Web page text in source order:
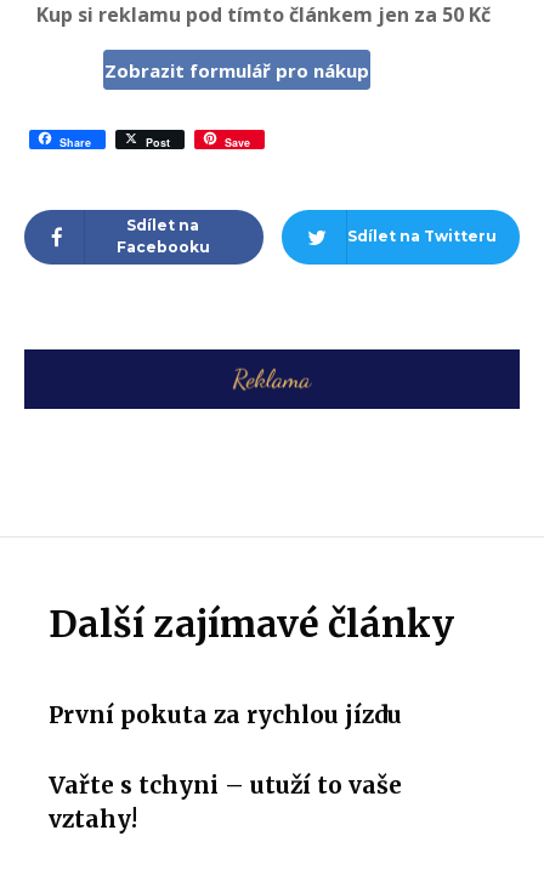
Kup si reklamu pod tímto článkem jen za 50 Kč
Zobrazit formulář pro nákup
Share Post Save
Sdílet na
Facebooku
Sdílet na Twitteru
Další zajímavé články
První pokuta za rychlou jízdu
Vařte s tchyni – utuží to vaše
vztahy!